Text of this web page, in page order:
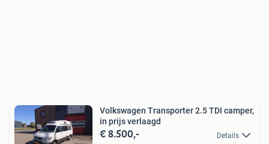
Volkswagen Transporter 2.5 TDI camper,
in prijs verlaagd
€ 8.500,- Details